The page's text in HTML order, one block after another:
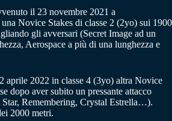
il 23 novembre 2021 a
Novice Stakes di classe 2 (2yo) sui 1900
gli avversari (Secret Image ad un
Aerospace a più di una lunghezza e
aprile 2022 in classe 4 (3yo) altra Novice
dopo aver subito un pressante attacco
Remembering, Crystal Estrella…).
2000 metri.